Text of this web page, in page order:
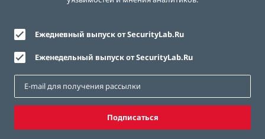
Ежедневный выпуск от SecurityLab.Ru
Еженедельный выпуск от SecurityLab.Ru
Подписаться